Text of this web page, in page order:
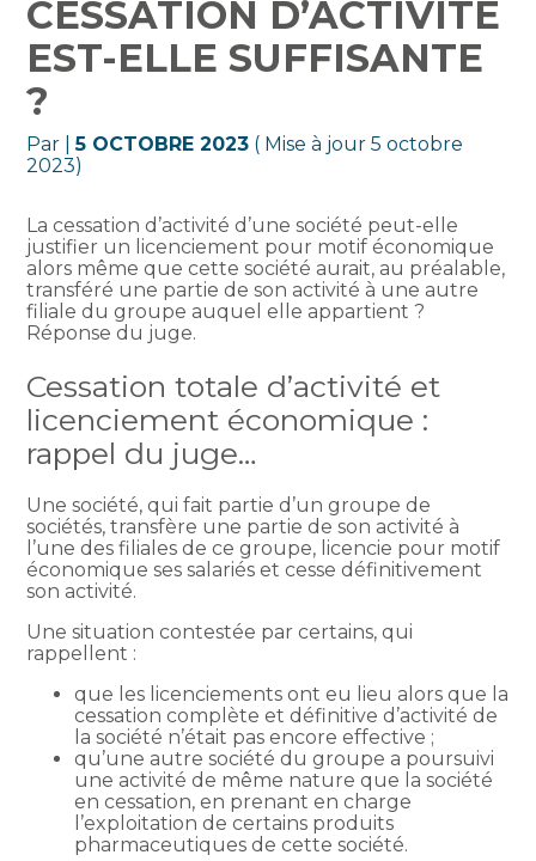
CESSATION D’ACTIVITÉ
EST-ELLE SUFFISANTE
?
Par |5 OCTOBRE 2023 ( Mise à jour 5 octobre
2023)
La cessation d’activité d’une société peut-elle
justifier un licenciement pour motif économique
alors même que cette société aurait, au préalable,
transféré une partie de son activité à une autre
filiale du groupe auquel elle appartient ?
Réponse du juge.
Cessation totale d’activité et
licenciement économique :
rappel du juge…
Une société, qui fait partie d’un groupe de
sociétés, transfère une partie de son activité à
l’une des filiales de ce groupe, licencie pour motif
économique ses salariés et cesse définitivement
son activité.
Une situation contestée par certains, qui
rappellent :
que les licenciements ont eu lieu alors que la
cessation complète et définitive d’activité de
la société n’était pas encore effective ;
qu’une autre société du groupe a poursuivi
une activité de même nature que la société
en cessation, en prenant en charge
l’exploitation de certains produits
pharmaceutiques de cette société.